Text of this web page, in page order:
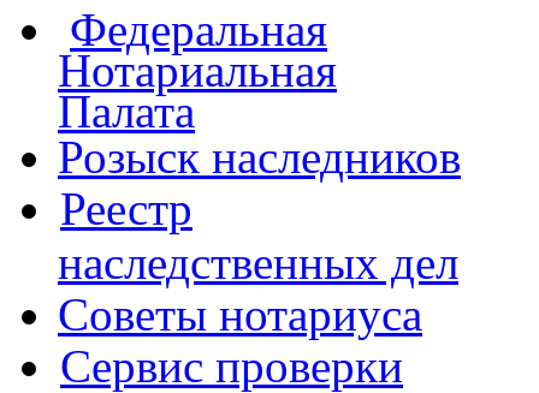
Федеральная
Нотариальная
Палата
Розыск наследников
Реестр
наследственных дел
Советы нотариуса
Сервис проверки